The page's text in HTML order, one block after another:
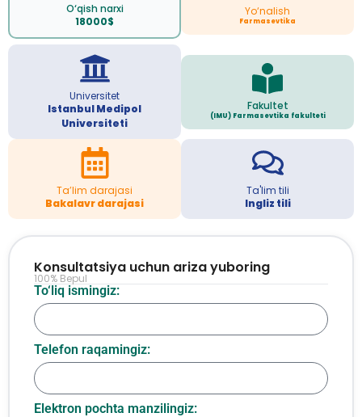
O‘qish narxi
18000$
Yo‘nalish
Farmasevtika
Universitet
Istanbul Medipol
Universiteti
Fakultet
(IMU) Farmasevtika fakulteti
Ta’lim darajasi
Bakalavr darajasi
Ta'lim tili
Ingliz tili
To‘liq ismingiz:
Telefon raqamingiz:
Elektron pochta manzilingiz:
Konsultatsiya uchun ariza yuboring
100% Bepul